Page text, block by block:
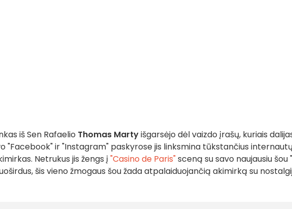
iš Sen Rafaelio Thomas Martyišgarsėjo dėl vaizdo įrašų, kuriais
"Facebook" ir "Instagram" paskyrose jis linksmina tūkstančius
Netrukus jis žengs į "Casino de Paris"sceną su savo naujausiu šou "
šis vieno žmogaus šou žada atpalaiduojančią akimirką su